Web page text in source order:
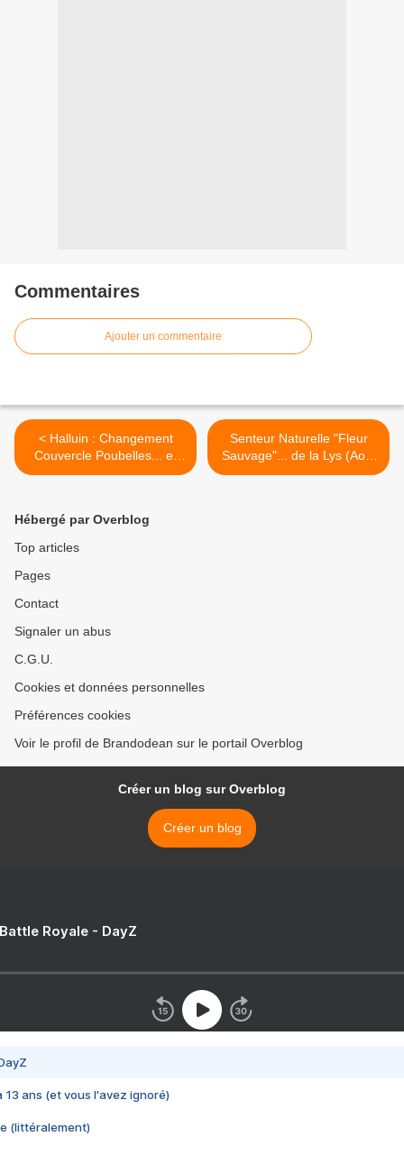
Commentaires
Ajouter un commentaire
< Halluin : Changement
Couvercle Poubelles... et
Verre Bientôt... (Août 2023).
Senteur Naturelle "Fleur
Sauvage"... de la Lys (Août
- Sept. 2023). >
Hébergé par Overblog
Top articles
Pages
Contact
Signaler un abus
C.G.U.
Cookies et données personnelles
Préférences cookies
Voir le profil de Brandodean sur le portail Overblog
Créer un blog sur Overblog
Créer un blog
Royale - DayZ
13 ans (et vous l'avez ignoré)
(littéralement)